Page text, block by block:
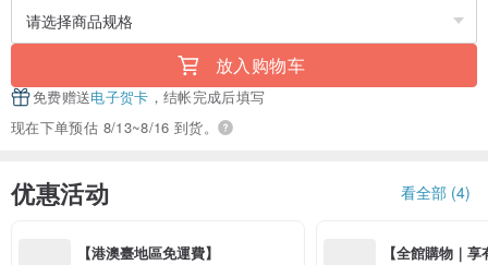
放入购物车
免费赠送电子贺卡 ，结帐完成后填写
现在下单预估 8/13~8/16 到货。
优惠活动 看全部 (4)
【港澳臺地區免運費】
【全館購物｜